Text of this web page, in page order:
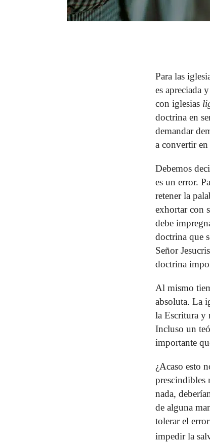
Para las
es apreciada
con iglesias
doctrina en
demandar
a convertir
Debemos
es un error.
retener la
exhortar con
debe
doctrina que
Señor
doctrina
Al mismo
absoluta. La
la Escritura y
Incluso un
importante
¿Acaso esto
prescindibles
nada,
de alguna
tolerar el
impedir la